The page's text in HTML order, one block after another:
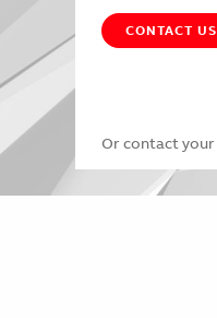
CONTACT US
Or contact your